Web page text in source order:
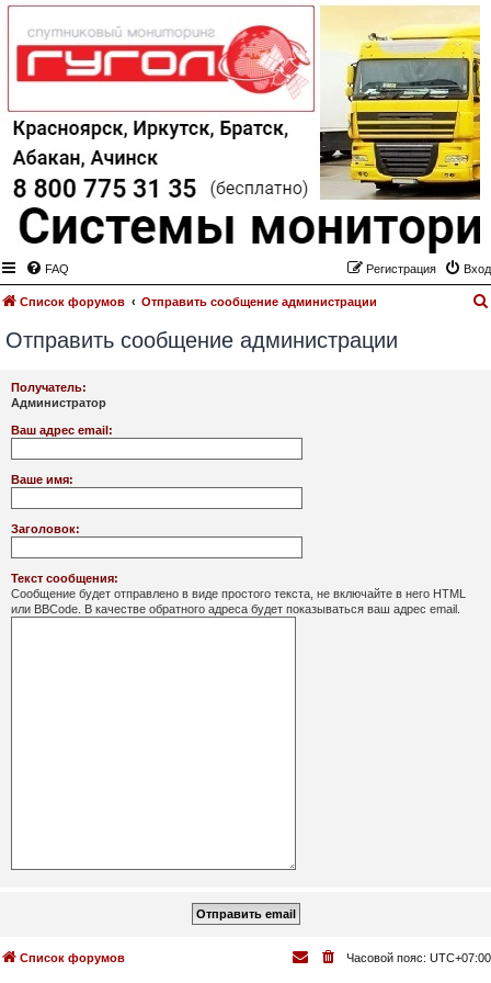
FAQ Вход
Регистрация
Список форумов Отправить сообщение администрации
Отправить сообщение администрации
Получатель:
Администратор
Ваш адрес email:
Ваше имя:
Заголовок:
Текст сообщения:
Сообщение будет отправлено в виде простого текста, не включайте в него HTML
или BBCode. В качестве обратного адреса будет показываться ваш адрес email.
Список форумов Часовой пояс: UTC+07:00